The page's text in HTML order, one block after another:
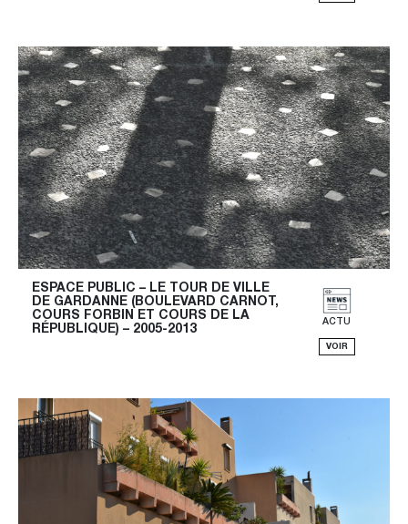
ESPACE PUBLIC – LE TOUR DE VILLE
DE GARDANNE (BOULEVARD CARNOT,
COURS FORBIN ET COURS DE LA
RÉPUBLIQUE) – 2005-2013
ACTU
VOIR